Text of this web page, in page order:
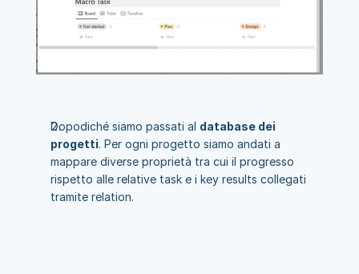
Dopodiché siamo passati al database dei
progetti. Per ogni progetto siamo andati a
mappare diverse proprietà tra cui il progresso
rispetto alle relative task e i key results collegati
tramite relation.